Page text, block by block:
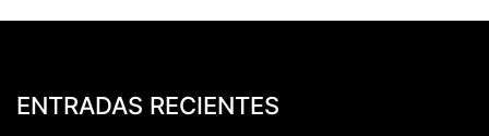
ENTRADAS RECIENTES